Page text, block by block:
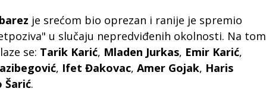
je srećom bio oprezan i ranije je spremio
u slučaju nepredviđenih okolnosti. Na tom
se: Tarik Karić, Mladen Jurkas, Emir Karić,
, Ifet Đakovac, Amer Gojak, Haris
Šarić.